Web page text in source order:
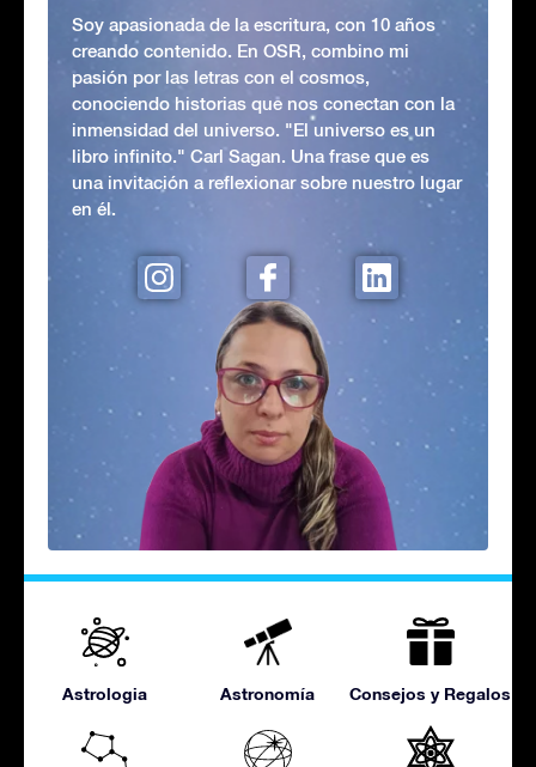
Soy apasionada de la escritura, con 10 años
creando contenido. En OSR, combino mi
pasión por las letras con el cosmos,
conociendo historias que nos conectan con la
inmensidad del universo. "El universo es un
libro infinito." Carl Sagan. Una frase que es
una invitación a reflexionar sobre nuestro lugar
en él.
Astrologia Astronomía Consejos y Regalos